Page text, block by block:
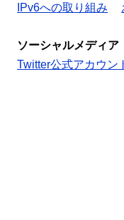
IPv6への取り組み
ソーシャルメディア
Twitter公式アカウン